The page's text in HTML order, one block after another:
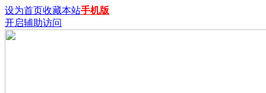
设为首页收藏本站手机版
开启辅助访问